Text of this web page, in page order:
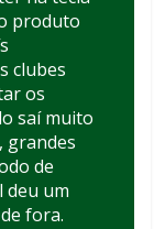
produto
clubes
os
saí muito
grandes
de
deu um
fora.